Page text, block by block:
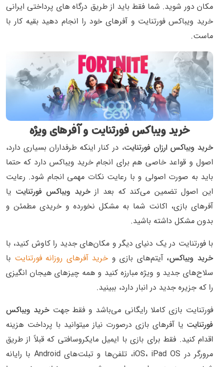
مکان دور شوید. شما فقط باید از طریق درگاه های پرداختی ایرانی
خرید ویباکس فورتنایت و آفرهای خود را انجام دهید بقیه کار با
ماست.
خرید ویباکس فورتنایت و آفرهای ویژه
خرید ویباکس ارزان فورتنایت، در کنار اینکه طرفداران بسیاری دارد،
اصول و قواعد خاصی هم برای انجام خرید ویباکس دارد که حتما
باید به صورت اصولی و با رعایت نکات مهمی انجام شود. رعایت
این اصول تضمین می‌کند که بعد ازخرید ویباکس فورتنایت یا
آفرهای بازی، اکانت شما به مشکل نخورده و خریدی مطمئن و
بدون مشکل داشته باشید.
با فورتنایت در یک دنیای دیگر و مکان‌های جدید را کاوش کنید، با
خرید ویباکس، آیتم‌های بازی و خرید آفرهای روزانه فورتنایت با
سلاح‌های جدید و ویژه مبارزه کنید و همه چیزهای هیجان انگیزی
را که جزیره جدید در انبار دارد، ببینید.
فورتنایت بازی کاملا رایگانی می‌باشد و فقط جهتخرید ویباکس
فورتنایت یا آفرهای بازی درصورت نیاز میتوانید با پرداخت هزینه
اقدام کنید. فقط برای بازی با ایمیل مایکروسافتی که قبلاً از طریق
مرورگر در iOS، iPad OS، تلفن‌ها و تبلت‌های Android با رایانه